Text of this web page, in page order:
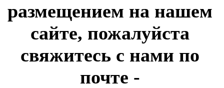
размещением на нашем
сайте, пожалуйста
свяжитесь с нами по
почте -